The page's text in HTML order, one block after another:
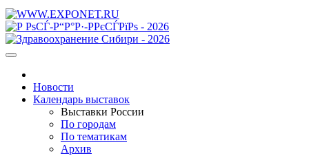
Новости
Календарь выставок
Выставки России
По городам
По тематикам
Архив